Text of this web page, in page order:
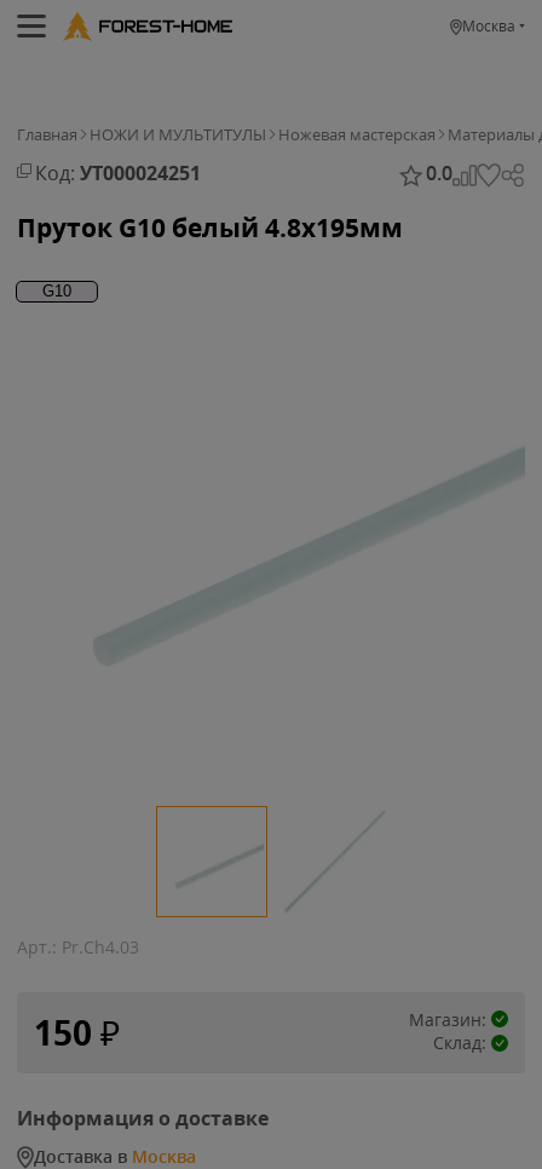
Москва
Главная НОЖИ И МУЛЬТИТУЛЫ Ножевая мастерская Материалы
Код: УТ000024251 0.0
Пруток G10 белый 4.8х195мм
G10
Арт.: Pr.Ch4.03
150 ₽
Магазин:
Склад:
Информация о доставке
Доставка в Москва